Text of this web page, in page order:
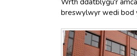
Wrth ddatblygu'r
breswylwyr wedi bod